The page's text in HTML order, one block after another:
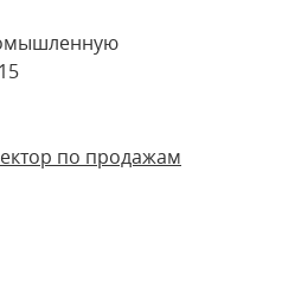
по продажам